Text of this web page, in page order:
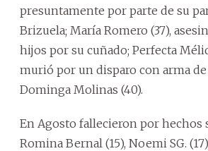
presuntamente por parte de su
Brizuela; María Romero (37),
hijos por su cuñado; Perfecta
murió por un disparo con arma
Dominga Molinas (40).
En Agosto fallecieron por hechos
Romina Bernal (15), Noemi SG.